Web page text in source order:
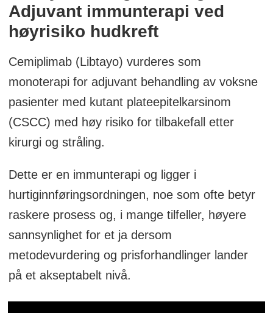
Adjuvant immunterapi ved
høyrisiko hudkreft
Cemiplimab (Libtayo) vurderes som
monoterapi for adjuvant behandling av voksne
pasienter med kutant plateepitelkarsinom
(CSCC) med høy risiko for tilbakefall etter
kirurgi og stråling.
Dette er en immunterapi og ligger i
hurtiginnføringsordningen, noe som ofte betyr
raskere prosess og, i mange tilfeller, høyere
sannsynlighet for et ja dersom
metodevurdering og prisforhandlinger lander
på et akseptabelt nivå.